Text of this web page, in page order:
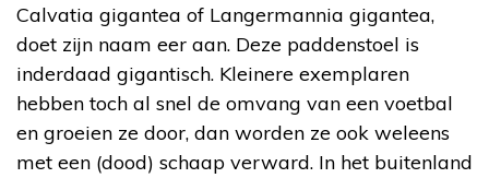
Calvatia gigantea of Langermannia gigantea,
doet zijn naam eer aan. Deze paddenstoel is
inderdaad gigantisch. Kleinere exemplaren
hebben toch al snel de omvang van een voetbal
en groeien ze door, dan worden ze ook weleens
met een (dood) schaap verward. In het buitenland